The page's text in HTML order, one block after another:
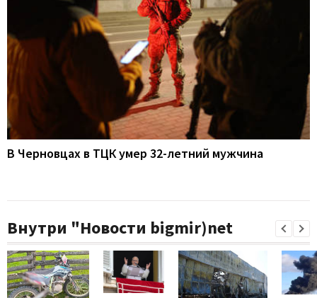
В Черновцах в ТЦК умер 32-летний мужчина
Внутри "Новости bigmir)net